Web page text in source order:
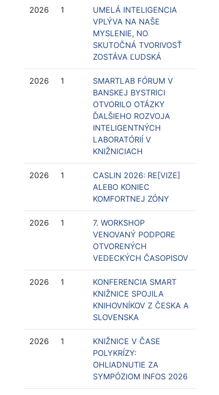
2026 1
UMELÁ INTELIGENCIA
VPLÝVA NA NAŠE
MYSLENIE, NO
SKUTOČNÁ TVORIVOSŤ
ZOSTÁVA ĽUDSKÁ
2026 1
SMARTLAB FÓRUM V
BANSKEJ BYSTRICI
OTVORILO OTÁZKY
ĎALŠIEHO ROZVOJA
INTELIGENTNÝCH
LABORATÓRIÍ V
KNIŽNICIACH
2026 1
CASLIN 2026: RE[VIZE]
ALEBO KONIEC
KOMFORTNEJ ZÓNY
2026 1
7. WORKSHOP
VENOVANÝ PODPORE
OTVORENÝCH
VEDECKÝCH ČASOPISOV
2026 1
KONFERENCIA SMART
KNIŽNICE SPOJILA
KNIHOVNÍKOV Z ČESKA A
SLOVENSKA
2026 1
KNIŽNICE V ČASE
POLYKRÍZY:
OHLIADNUTIE ZA
SYMPÓZIOM INFOS 2026